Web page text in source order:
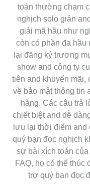
toán thường chạm
nghịch solo giản
giải mã hầu như
còn có phần đa hầu
lại đăng ký trương
show and công ty
tiên and khuyến mãi,
về bảo mật thông tin
hàng. Các câu trả
chiết biệt and dễ
lưu lại thời điểm and
quý bạn đọc nghịch
sự bài xích toán
FAQ, họ có thể
trợ quý bạn đọc